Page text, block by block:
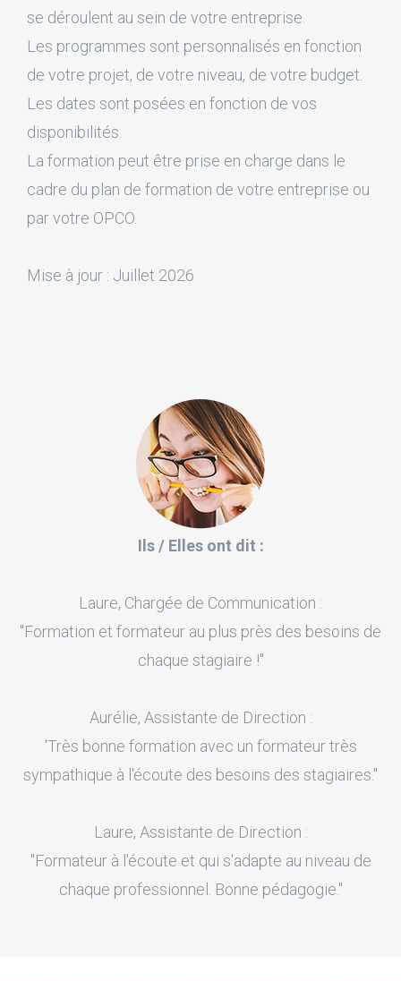
se déroulent au sein de votre entreprise.
Les programmes sont personnalisés en fonction
de votre projet, de votre niveau, de votre budget.
Les dates sont posées en fonction de vos
disponibilités.
La formation peut être prise en charge dans le
cadre du plan de formation de votre entreprise ou
par votre OPCO.
Mise à jour : Juillet 2026
Ils / Elles ont dit :
Laure, Chargée de Communication :
"Formation et formateur au plus près des besoins de
chaque stagiaire !"
Aurélie, Assistante de Direction :
'Très bonne formation avec un formateur très
sympathique à l'écoute des besoins des stagiaires."
Laure, Assistante de Direction :
"Formateur à l'écoute et qui s'adapte au niveau de
chaque professionnel. Bonne pédagogie."